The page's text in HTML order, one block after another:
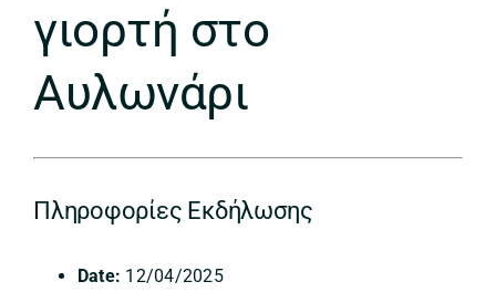
γιορτή στο
Αυλωνάρι
Πληροφορίες Εκδήλωσης
Date: 12/04/2025